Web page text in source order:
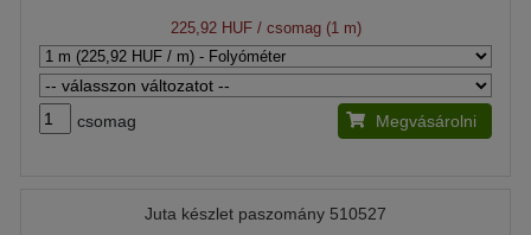
225,92 HUF/ csomag (1 m)
csomag Megvásárolni
Juta készlet paszomány 510527